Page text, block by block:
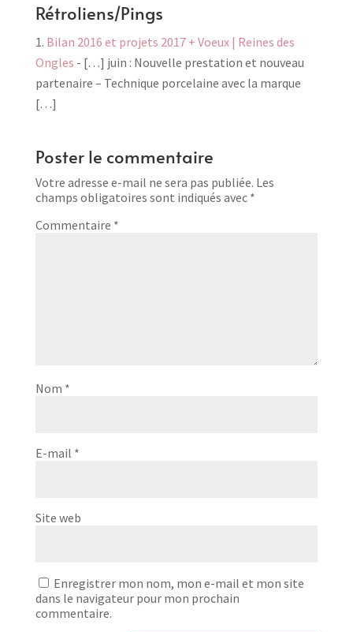
Rétroliens/Pings
Bilan 2016 et projets 2017 + Voeux | Reines des
Ongles - […] juin : Nouvelle prestation et nouveau
partenaire – Technique porcelaine avec la marque
[…]
Poster le commentaire
Votre adresse e-mail ne sera pas publiée. Les
champs obligatoires sont indiqués avec *
Commentaire *
Nom *
E-mail *
Site web
Enregistrer mon nom, mon e-mail et mon site
dans le navigateur pour mon prochain
commentaire.